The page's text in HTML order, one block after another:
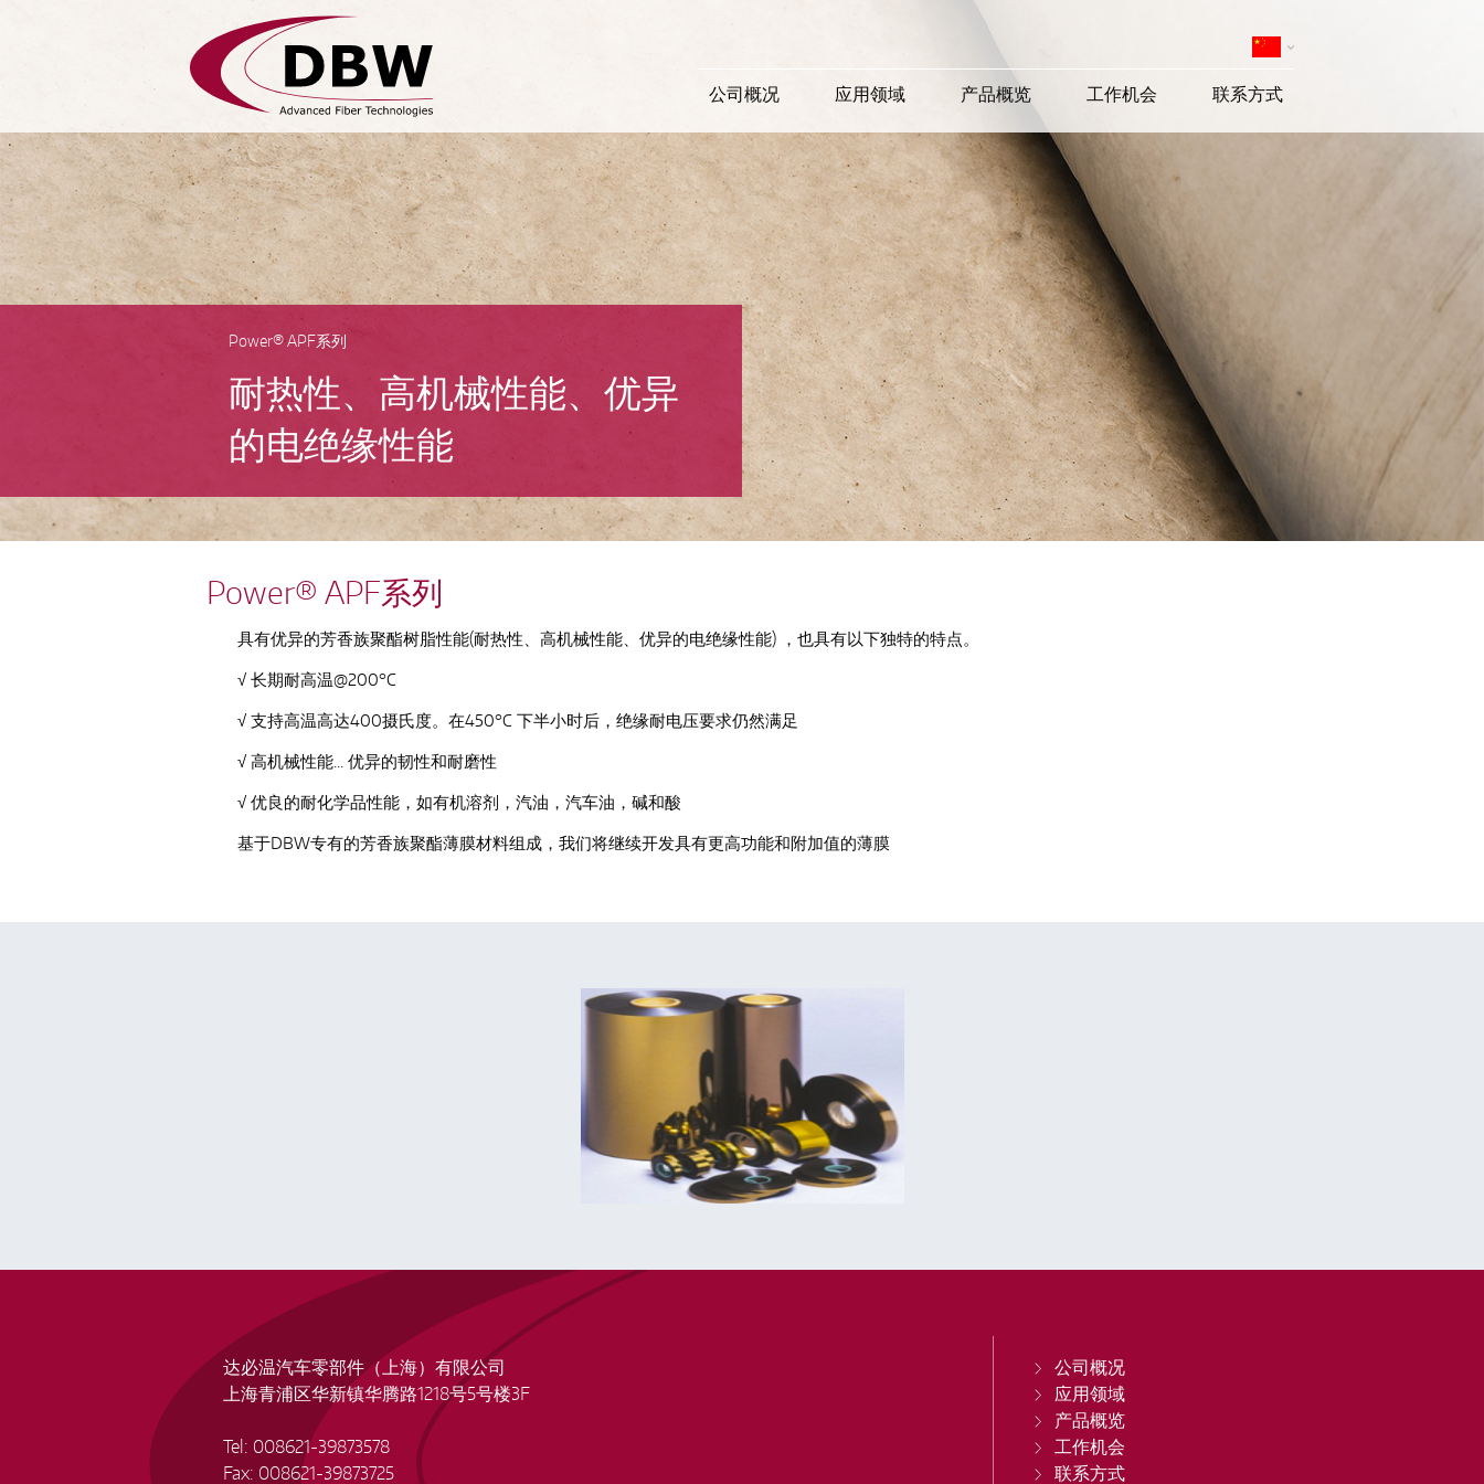
公司概况 应用领域 产品概览 工作机会 联系方式
Power® APF系列
耐热性、高机械性能、优异
的电绝缘性能
Power® APF系列
具有优异的芳香族聚酯树脂性能(耐热性、高机械性能、优异的电绝缘性能) ，也具有以下独特的特点。
√ 长期耐高温@200°C
√ 支持高温高达400摄氏度。在450°C 下半小时后，绝缘耐电压要求仍然满足
√ 高机械性能... 优异的韧性和耐磨性
√ 优良的耐化学品性能，如有机溶剂，汽油，汽车油，碱和酸
基于DBW专有的芳香族聚酯薄膜材料组成，我们将继续开发具有更高功能和附加值的薄膜
达必温汽车零部件（上海）有限公司
上海青浦区华新镇华腾路1218号5号楼3F
Tel: 008621-39873578
Fax: 008621-39873725
公司概况
应用领域
产品概览
工作机会
联系方式